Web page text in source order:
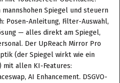
Spiegel und steuern
Posen-Anleitung, Filter-Auswahl,
— alles direkt am Spiegel,
Der UpReach Mirror Pro
(der Spiegel wirkt wie ein
allen KI-Features:
AI Enhancement. DSGVO-